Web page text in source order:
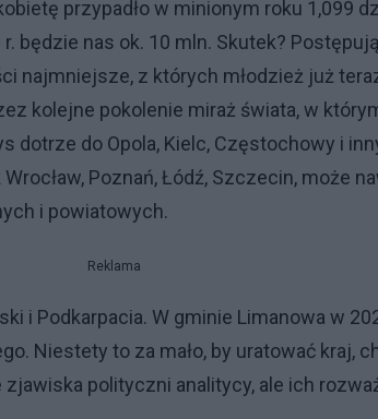
przypadło w minionym roku 1,099
będzie nas ok. 10 mln. Skutek?
najmniejsze, z których młodzież już
kolejne pokolenie miraż świata, w
dotrze do Opola, Kielc, Częstochowy i
Poznań, Łódź, Szczecin, może
i powiatowych.
Reklama
i Podkarpacia. W gminie Limanowa w
Niestety to za mało, by uratować kraj,
polityczni analitycy, ale ich